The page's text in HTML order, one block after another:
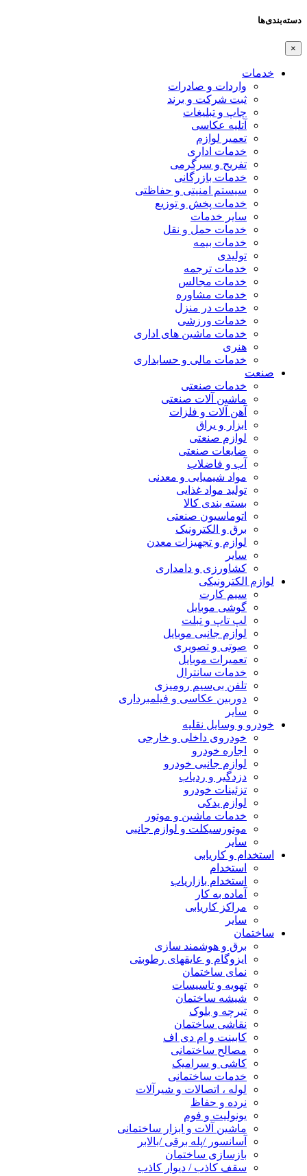
دسته‌بندی‌ها
×
خدمات
واردات و صادرات
ثبت شرکت و برند
چاپ و تبلیغات
آتلیه عکاسی
تعمیر لوازم
خدمات اداری
تفریح و سرگرمی
خدمات بازرگانی
سیستم امنیتی و حفاظتی
خدمات پخش و توزیع
سایر خدمات
خدمات حمل و نقل
خدمات بیمه
تولیدی
خدمات ترجمه
خدمات مجالس
خدمات مشاوره
خدمات در منزل
خدمات ورزشی
خدمات ماشین های اداری
هنری
خدمات مالی و حسابداری
صنعت
خدمات صنعتی
ماشین آلات صنعتی
آهن آلات و فلزات
ابزار و یراق
لوازم صنعتی
ضایعات صنعتی
آب و فاضلاب
مواد شیمیایی و معدنی
تولید مواد غذایی
بسته بندی کالا
اتوماسیون صنعتی
برق و الکترونیک
لوازم و تجهیزات معدن
سایر
کشاورزی و دامداری
لوازم الکترونیکی
سیم کارت
گوشی موبایل
لپ تاپ و تبلت
لوازم جانبی موبایل
صوتی و تصویری
تعمیرات موبایل
خدمات سانترال
تلفن بی‌سیم رومیزی
دوربین عکاسی و فیلمبرداری
سایر
خودرو و وسایل نقلیه
خودروی داخلی و خارجی
اجاره خودرو
لوازم جانبی خودرو
دزدگیر و ردیاب
تزئینات خودرو
لوازم یدکی
خدمات ماشین و موتور
موتورسیکلت و لوازم جانبی
سایر
استخدام و کاریابی
استخدام
استخدام بازاریاب
آماده به کار
مراکز کاریابی
سایر
ساختمان
برق و هوشمند سازی
ایزوگام و عایقهای رطوبتی
نمای ساختمان
تهویه و تاسیسات
شیشه ساختمان
تیرچه و بلوک
نقاشی ساختمان
کابینت و ام دی اف
مصالح ساختمانی
کاشی و سرامیک
خدمات ساختمانی
لوله ، اتصالات و شیرآلات
نرده و حفاظ
یونولیت و فوم
ماشین آلات و ابزار ساختمانی
آسانسور /پله برقی /بالابر
بازسازی ساختمان
سقف کاذب / دیوار کاذب